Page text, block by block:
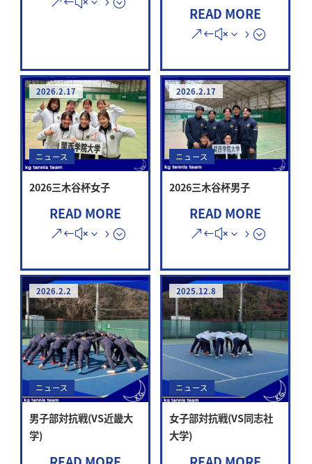
READ MORE
2026.2.17
ニュース
2026三木谷杯女子
READ MORE
2026.2.17
ニュース
2026三木谷杯男子
READ MORE
2026.2.2
ニュース
男子部対抗戦(VS近畿大
学)
2025.12.8
ニュース
女子部対抗戦(VS同志社
大学)